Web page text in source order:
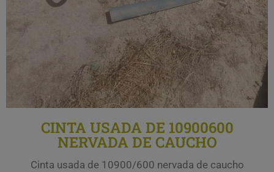
CINTA USADA DE 10900600
NERVADA DE CAUCHO
Cinta usada de 10900/600 nervada de caucho